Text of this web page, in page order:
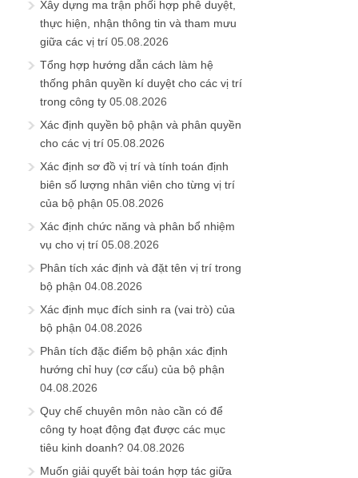
Xây dựng ma trận phối hợp phê duyệt,
thực hiện, nhận thông tin và tham mưu
giữa các vị trí 05.08.2026
Tổng hợp hướng dẫn cách làm hệ
thống phân quyền kí duyệt cho các vị trí
trong công ty 05.08.2026
Xác định quyền bộ phận và phân quyền
cho các vị trí 05.08.2026
Xác định sơ đồ vị trí và tính toán định
biên số lượng nhân viên cho từng vị trí
của bộ phận 05.08.2026
Xác định chức năng và phân bổ nhiệm
vụ cho vị trí 05.08.2026
Phân tích xác định và đặt tên vị trí trong
bộ phận 04.08.2026
Xác định mục đích sinh ra (vai trò) của
bộ phận 04.08.2026
Phân tích đặc điểm bộ phận xác định
hướng chỉ huy (cơ cấu) của bộ phận
04.08.2026
Quy chế chuyên môn nào cần có để
công ty hoạt động đạt được các mục
tiêu kinh doanh? 04.08.2026
Muốn giải quyết bài toán hợp tác giữa